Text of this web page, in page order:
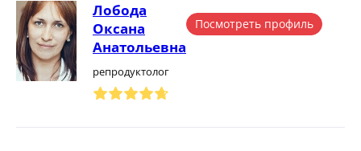
Лобода
Оксана
Анатольевна
репродуктолог
Посмотреть профиль